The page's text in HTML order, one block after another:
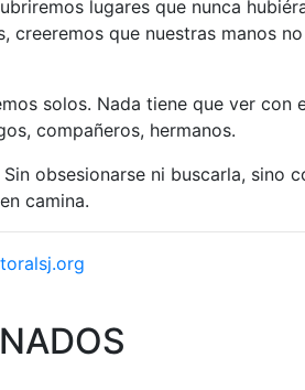
lugares que nunca
creeremos que nuestras manos
solos. Nada tiene que ver con
compañeros, hermanos.
obsesionarse ni buscarla,
camina.